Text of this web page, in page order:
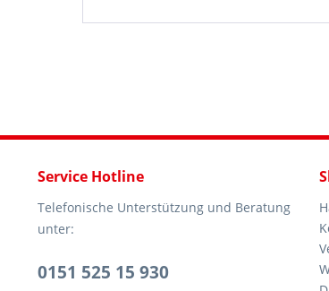
Service Hotline
Telefonische Unterstützung und Beratung
unter:
0151 525 15 930